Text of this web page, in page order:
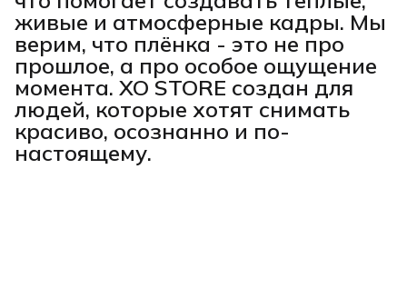
живые и атмосферные кадры. Мы
верим, что плёнка - это не про
прошлое, а про особое ощущение
момента. XO STORE создан для
людей, которые хотят снимать
красиво, осознанно и по-
настоящему.